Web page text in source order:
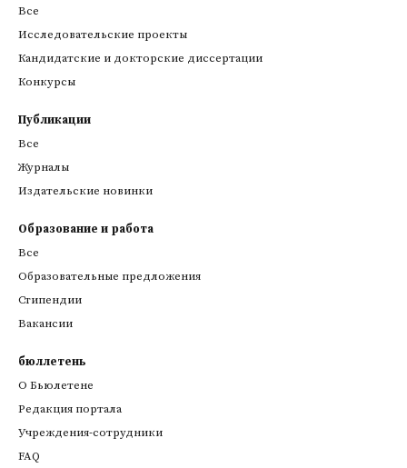
Все
Исследовательские проекты
Кандидатские и докторские диссертации
Конкурсы
Публикации
Все
Журналы
Издательские новинки
Образование и работа
Все
Образовательные предложения
Стипендии
Вакансии
бюллетень
О Бьюлетене
Редакция портала
Учреждения-сотрудники
FAQ